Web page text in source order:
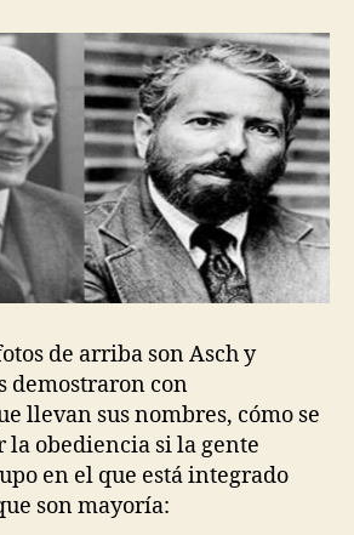
de arriba son Asch y
demostraron con
llevan sus nombres, cómo se
la obediencia si la gente
en el que está integrado
son mayoría: